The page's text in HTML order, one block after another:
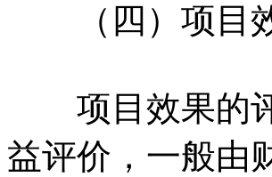
（四）项目效
项目效果的评
益评价，一般由